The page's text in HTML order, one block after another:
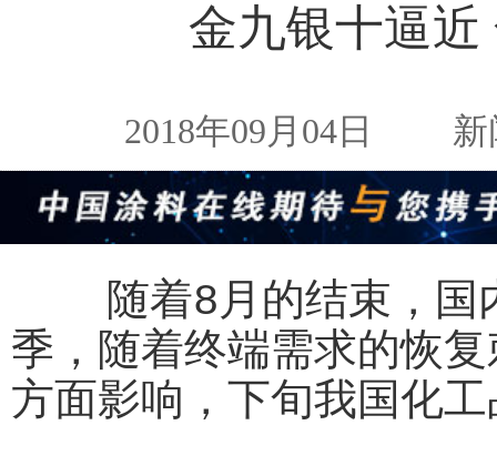
金九银十逼
2018年09月04日 新
随着8月的结束，国内
季，随着终端需求的恢
方面影响，下旬我国化